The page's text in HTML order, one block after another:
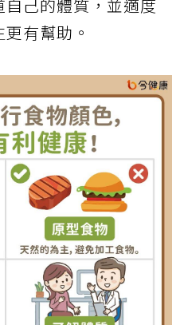
己的體質，並適度
有幫助。